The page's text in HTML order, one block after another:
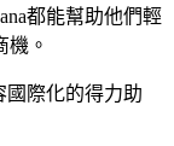
都能幫助他們輕
機。
國際化的得力助